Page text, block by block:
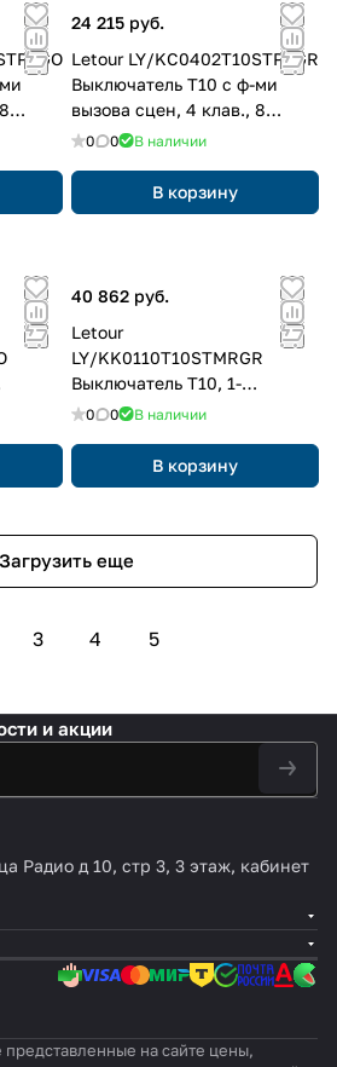
24 215 руб.
Letour LY/KC0402T10STPSGR
Выключатель Т10 с ф-ми
вызова сцен, 4 клав., 8
кнопок, пластик, квадр.,
0 0 В наличии
В корзину
40 862 руб.
Letour
LY/KK0110T10STMRGR
Выключатель Т10, 1-
клавишн., встр. реле,
0 0 В наличии
В корзину
Загрузить еще
3 4 5
и акции
Радио д 10, стр 3, 3 этаж, кабинет
на сайте цены,